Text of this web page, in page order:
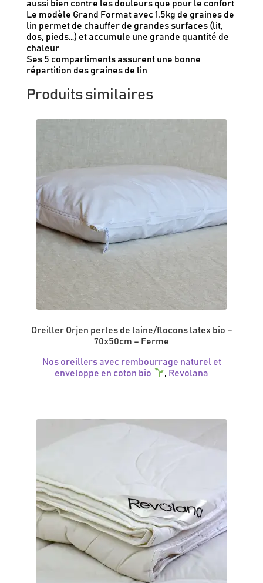
aussi bien contre les douleurs que pour le confort
Le modèle Grand Format avec 1,5kg de graines de
lin permet de chauffer de grandes surfaces (lit,
dos, pieds…) et accumule une grande quantité de
chaleur
Ses 5 compartiments assurent une bonne
répartition des graines de lin
Produits similaires
Oreiller Orjen perles de laine/flocons latex bio –
70x50cm – Ferme
Nos oreillers avec rembourrage naturel et
enveloppe en coton bio
, Revolana